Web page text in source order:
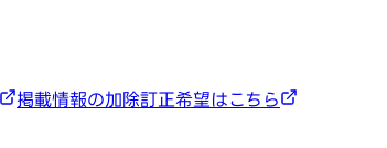
掲載情報の加除訂正希望はこちら